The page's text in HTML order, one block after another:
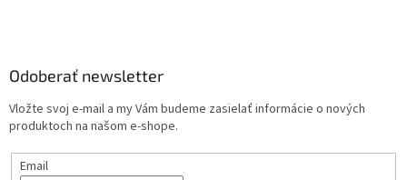
Odoberať newsletter
Vložte svoj e-mail a my Vám budeme zasielať informácie o nových
produktoch na našom e-shope.
Email